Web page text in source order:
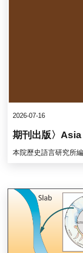
2026-07-16
期刊出版〉
本院歷史語言研究所